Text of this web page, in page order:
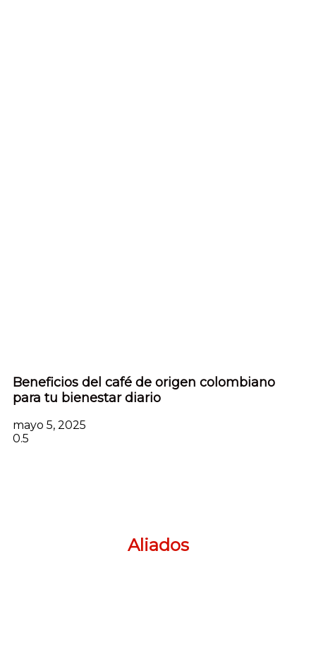
Beneficios del café de origen colombiano
para tu bienestar diario
mayo 5, 2025
Aliados